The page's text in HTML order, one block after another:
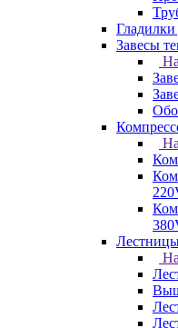
Гладилки
Завесы